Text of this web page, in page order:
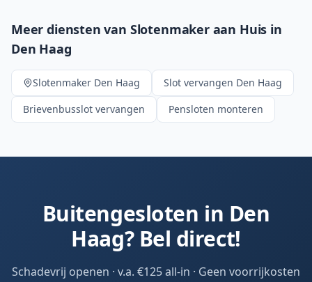
Meer diensten van Slotenmaker aan Huis in
Den Haag
Slotenmaker Den Haag Slot vervangen Den Haag
Brievenbusslot vervangen
Pensloten monteren
Buitengesloten in Den
Haag? Bel direct!
Schadevrij openen · v.a. €125 all-in · Geen voorrijkosten